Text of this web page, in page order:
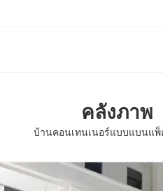
คลังภาพ
บ้านคอนเทนเนอร์แบบแบนแ